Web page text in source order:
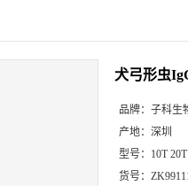
犬弓形虫
品牌： 子科生
产地： 深圳
型号： 10T
货号：